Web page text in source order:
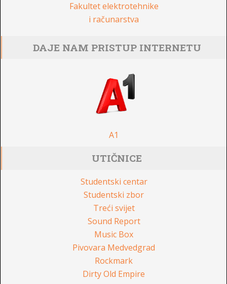
Fakultet elektrotehnike
i računarstva
DAJE NAM PRISTUP INTERNETU
A1
UTIČNICE
Studentski centar
Studentski zbor
Treći svijet
Sound Report
Music Box
Pivovara Medvedgrad
Rockmark
Dirty Old Empire